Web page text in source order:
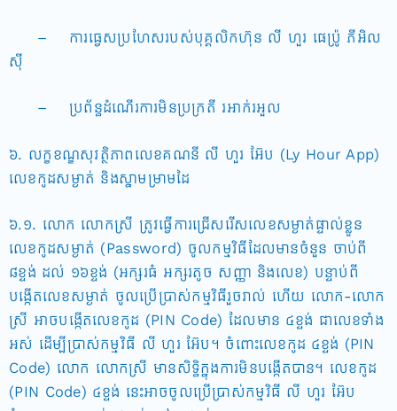
– ការធ្វេសប្រហែសរបស់បុគ្គលិកហ៊ុន លី ហួរ ផេប្រ៉ូ ភីអិល
ស៊ី
– ប្រព័ន្ធដំណើរការមិនប្រក្រតី រអាក់រអួល
៦. លក្ខខណ្ឌសុវត្ថិភាពលេខគណនី លី ហួរ អ៊ែប (Ly Hour App)
លេខកូដសម្ងាត់ និងស្នាមម្រាមដៃ
៦.១. លោក លោកស្រី ត្រូវធ្វើការជ្រើសរើសលេខសម្ងាត់ផ្ទាល់ខ្លួន
លេខកូដសម្ងាត់ (Password) ចូលកម្មវិធីដែលមានចំនួន ចាប់ពី
៨ខ្ទង់ ដល់ ១៦ខ្ទង់ (អក្សរធំ អក្សរតូច សញ្ញា និងលេខ) បន្ទាប់ពី
បង្កើតលេខសម្ងាត់ ចូលប្រើប្រាស់កម្មវិធីរួចរាល់ ហើយ លោក-លោក
ស្រី អាចបង្កើតលេខកូដ (PIN Code) ដែលមាន ៤ខ្ទង់ ជាលេខទាំង
អស់ ដើម្បីប្រាស់កម្មវិធី លី ហួរ អ៊ែប។ ចំពោះលេខកូដ ៤ខ្ទង់ (PIN
Code) លោក លោកស្រី មានសិទ្ធិក្នុងការមិនបង្កើតបាន។ លេខកូដ
(PIN Code) ៤ខ្ទង់ នេះអាចចូលប្រើប្រាស់កម្មវិធី លី ហួរ អ៊ែប